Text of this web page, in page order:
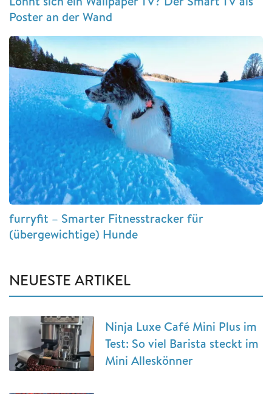
Poster an der Wand
furryfit – Smarter Fitnesstracker für
(übergewichtige) Hunde
NEUESTE ARTIKEL
Ninja Luxe Café Mini Plus im
Test: So viel Barista steckt im
Mini Alleskönner